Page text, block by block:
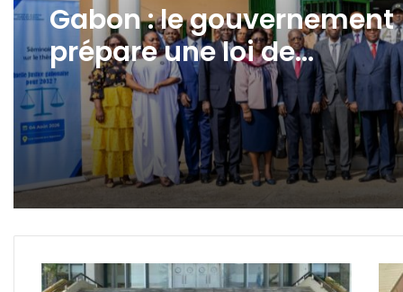
Transport aérien : jusqu’à
52 480 FCFA de
R4 pour un aller-retour
Port-Gentil–Franceville
Gabon